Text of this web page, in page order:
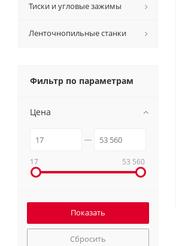
Тиски и угловые зажимы
Ленточнопильные станки
Фильтр по параметрам
Цена
17 53 560
Сбросить